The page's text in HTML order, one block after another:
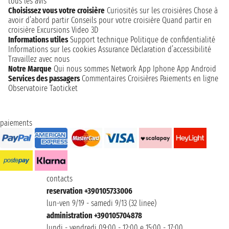
Choisissez vous votre croisière Curiosités sur les croisières Chose à
avoir d’abord partir Conseils pour votre croisière Quand partir en
croisière Excursions Video 3D
Informations utiles Support technique Politique de confidentialité
Informations sur les cookies Assurance Déclaration d’accessibilité
Travaillez avec nous
Notre Marque Qui nous sommes Network App Iphone App Android
Services des passagers Commentaires Croisières Paiements en ligne
Observatoire Taoticket
paiements
contacts
reservation +390105733006
lun-ven 9/19 - samedi 9/13 (32 linee)
administration +390105704878